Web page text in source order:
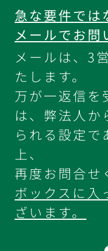
急な要件では
メールでお問
メールは、3
たします。
万が一返信を
は、弊法人か
られる設定で
上、
再度お問合せ
ボックスに入
ざいます。